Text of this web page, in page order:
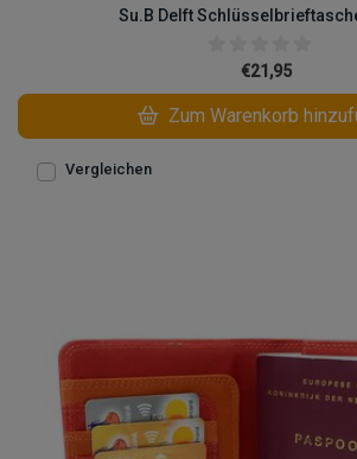
Su.B Delft
€21,95
Zum Warenkorb
Vergleichen